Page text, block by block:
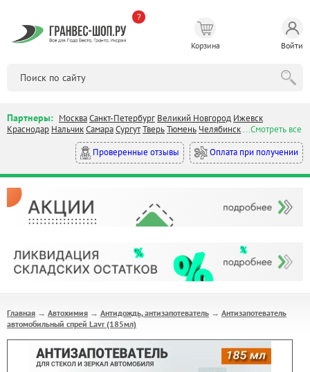
?
Корзина Войти
Партнеры: МоскваСанкт-Петербург Великий Новгород Ижевск
Краснодар НальчикСамараСургутТверьТюмень Челябинск...Смотреть все
Проверенные отзывы
Оплата при получении
Главная → Автохимия → Антидождь, антизапотеватель → Антизапотеватель
автомобильный спрей Lavr (185мл)